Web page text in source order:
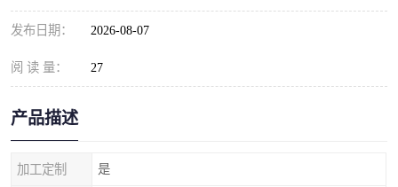
发布日期： 2026-08-07
阅 读 量： 27
产品描述
加工定制 是